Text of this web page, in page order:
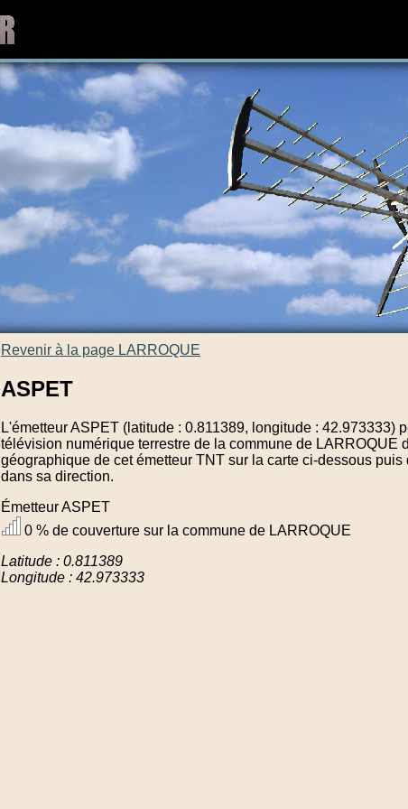
Revenir à la page LARROQUE
ASPET
L'émetteur ASPET (latitude : 0.811389, longitude : 42.973333)
télévision numérique terrestre de la commune de LARROQUE
géographique de cet émetteur TNT sur la carte ci-dessous
dans sa direction.
Émetteur ASPET
0 % de couverture sur la commune de LARROQUE
Latitude : 0.811389
Longitude : 42.973333